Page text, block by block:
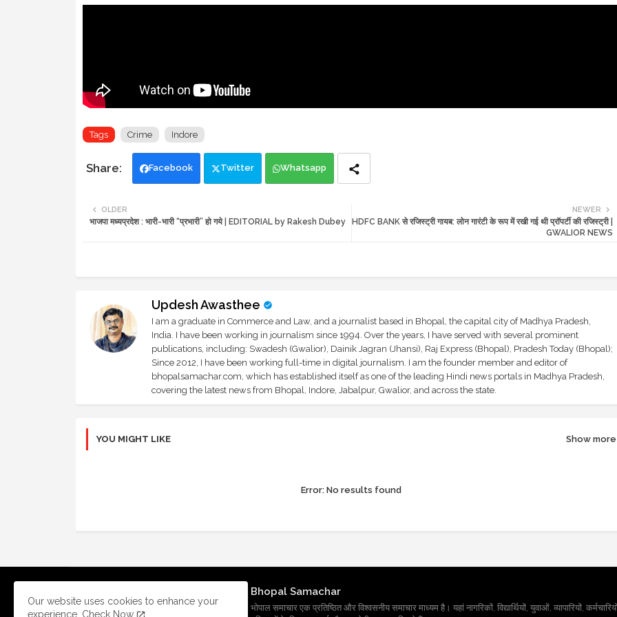
Tags Crime Indore
Facebook Twitter Whatsapp
NEWER
HDFC BANK से रजिस्ट्री गायब: लोन गारंटी के रूप में रखी गई थी प्रॉपर्टी की रजिस्ट्री |
GWALIOR NEWS
OLDER
भाजपा मध्यप्रदेश : भारी-भारी “प्रभारी” हो गये | EDITORIAL by Rakesh Dubey
Updesh Awasthee
I am a graduate in Commerce and Law, and a journalist based in Bhopal, the capital city of Madhya Pradesh,
India. I have been working in journalism since 1994. Over the years, I have served with several prominent
publications, including: Swadesh (Gwalior), Dainik Jagran (Jhansi), Raj Express (Bhopal), Pradesh Today (Bhopal);
Since 2012, I have been working full-time in digital journalism. I am the founder member and editor of
bhopalsamachar.com, which has established itself as one of the leading Hindi news portals in Madhya Pradesh,
covering the latest news from Bhopal, Indore, Jabalpur, Gwalior, and across the state.
YOU MIGHT LIKE Show more
Error:No results found
Bhopal Samachar
भोपाल समाचार एक प्रतिष्ठित और विश्वसनीय समाचार माध्यम है। यहां नागरिकों, विद्यार्थियों, युवाओं, व्यापारियों,
Our website uses cookies to enhance your
experience. Check Now